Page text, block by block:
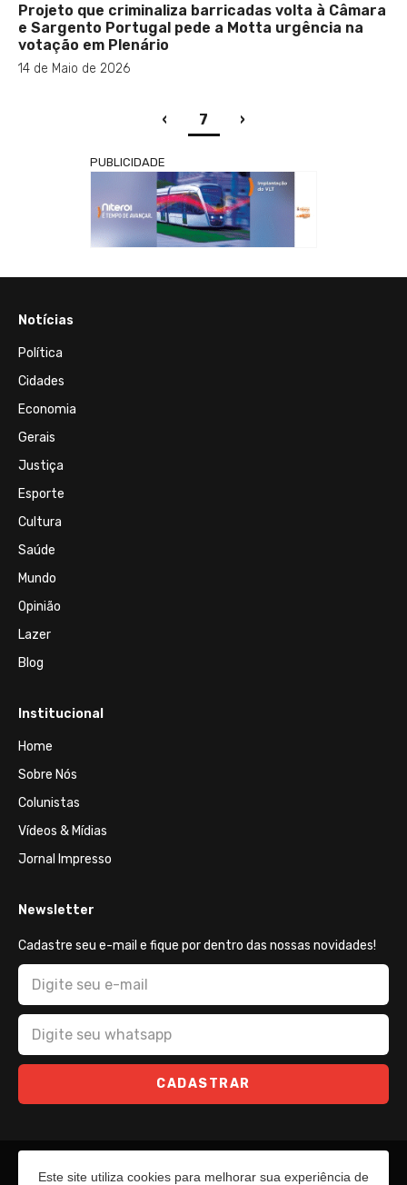
Projeto que criminaliza barricadas volta à Câmara
e Sargento Portugal pede a Motta urgência na
votação em Plenário
14 de Maio de 2026
‹ 7 (current)
›
PUBLICIDADE
Notícias
Política
Cidades
Economia
Gerais
Justiça
Esporte
Cultura
Saúde
Mundo
Opinião
Lazer
Blog
Institucional
Home
Sobre Nós
Colunistas
Vídeos & Mídias
Jornal Impresso
Newsletter
Cadastre seu e-mail e fique por dentro das nossas novidades!
CADASTRAR
Este site utiliza cookies para melhorar sua experiência de